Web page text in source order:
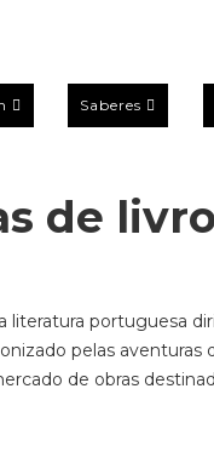
Saberes
de
literatura portuguesa
pelas aventuras
de obras